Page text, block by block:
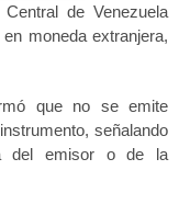
Central de Venezuela
en moneda extranjera,
que no se emite
señalando
del emisor o de la